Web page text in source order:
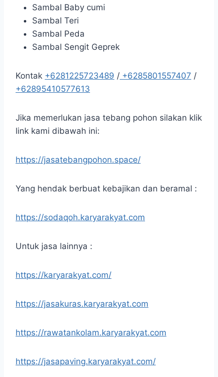
Sambal Baby cumi
Sambal Teri
Sambal Peda
Sambal Sengit Geprek
Kontak +6281225723489 / +6285801557407 /
+62895410577613
Jika memerlukan jasa tebang pohon silakan klik
link kami dibawah ini:
https://jasatebangpohon.space/
Yang hendak berbuat kebajikan dan beramal :
https://sodaqoh.karyarakyat.com
Untuk jasa lainnya :
https://karyarakyat.com/
https://jasakuras.karyarakyat.com
https://rawatankolam.karyarakyat.com
https://jasapaving.karyarakyat.com/